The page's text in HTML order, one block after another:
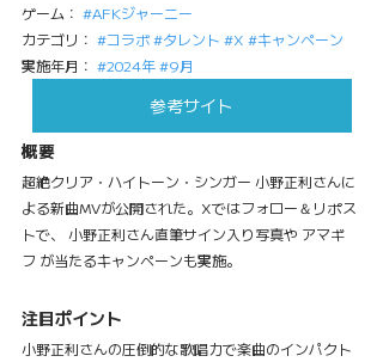
ゲーム： #AFKジャーニー
カテゴリ： #コラボ#タレント #X #キャンペーン
実施年月： #2024年#9月
参考サイト
概要
超絶クリア・ハイトーン・シンガー 小野正利さんに
よる新曲MVが公開された。Xではフォロー＆リポス
トで、 小野正利さん直筆サイン入り写真や アマギ
フ が当たるキャンペーンも実施。
注目ポイント
小野正利さんの圧倒的な歌唱力で楽曲のインパクト